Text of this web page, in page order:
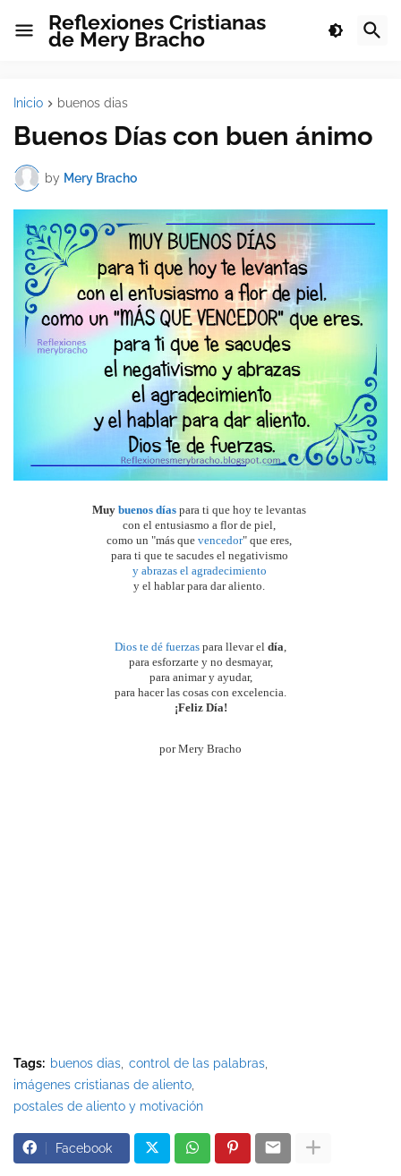
Reflexiones Cristianas
de Mery Bracho
Inicio buenos dias
Buenos Días con buen ánimo
by Mery Bracho
Muy buenos días para ti que hoy te levantas
con el entusiasmo a flor de piel,
como un "más que vencedor" que eres,
para ti que te sacudes el negativismo
y abrazas el agradecimiento
y el hablar para dar aliento.
Dios te dé fuerzas para llevar el día
para esforzarte y no desmayar,
para animar y ayudar,
para hacer las cosas con excelencia.
¡Feliz Día!
por Mery Bracho
Tags: buenos dias control de las palabras
imágenes cristianas de aliento
postales de aliento y motivación
Facebook